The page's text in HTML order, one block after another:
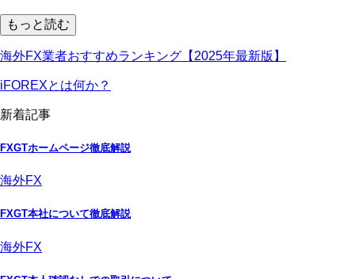
もっと読む
海外FX業者おすすめランキング【2025年最新版】
iFOREXとは何か？
新着記事
FXGTホームページ徹底解説
海外FX
FXGT本社について徹底解説
海外FX